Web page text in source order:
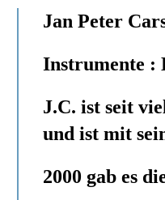
Jan Peter
Instrumente :
J.C. ist seit
und ist mit
2000 gab es